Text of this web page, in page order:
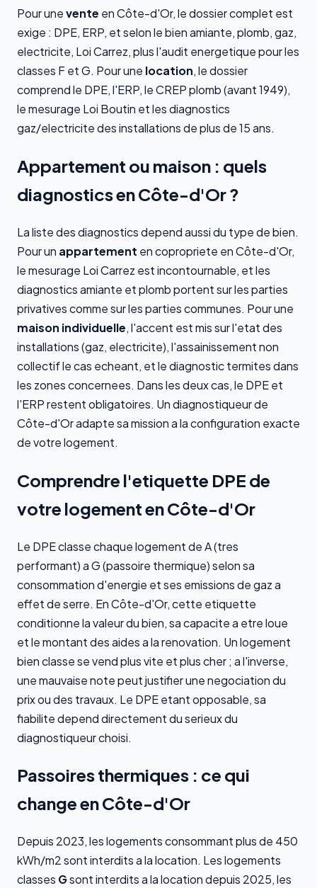
Pour unevente en Côte-d'Or, le dossier complet est
exige : DPE, ERP, et selon le bien amiante, plomb, gaz,
electricite, Loi Carrez, plus l'audit energetique pour les
classes F et G. Pour une location, le dossier
comprend le DPE, l'ERP, le CREP plomb (avant 1949),
le mesurage Loi Boutin et les diagnostics
gaz/electricite des installations de plus de 15 ans.
Appartement ou maison : quels
diagnostics en Côte-d'Or ?
La liste des diagnostics depend aussi du type de bien.
Pour un appartement en copropriete en Côte-d'Or,
le mesurage Loi Carrez est incontournable, et les
diagnostics amiante et plomb portent sur les parties
privatives comme sur les parties communes. Pour une
maison individuelle, l'accent est mis sur l'etat des
installations (gaz, electricite), l'assainissement non
collectif le cas echeant, et le diagnostic termites dans
les zones concernees. Dans les deux cas, le DPE et
l'ERP restent obligatoires. Un diagnostiqueur de
Côte-d'Or adapte sa mission a la configuration exacte
de votre logement.
Comprendre l'etiquette DPE de
votre logement en Côte-d'Or
Le DPE classe chaque logement de A (tres
performant) a G (passoire thermique) selon sa
consommation d'energie et ses emissions de gaz a
effet de serre. En Côte-d'Or, cette etiquette
conditionne la valeur du bien, sa capacite a etre loue
et le montant des aides a la renovation. Un logement
bien classe se vend plus vite et plus cher ; a l'inverse,
une mauvaise note peut justifier une negociation du
prix ou des travaux. Le DPE etant opposable, sa
fiabilite depend directement du serieux du
diagnostiqueur choisi.
Passoires thermiques : ce qui
change en Côte-d'Or
Depuis 2023, les logements consommant plus de 450
kWh/m2 sont interdits a la location. Les logements
classes Gsont interdits a la location depuis 2025, les